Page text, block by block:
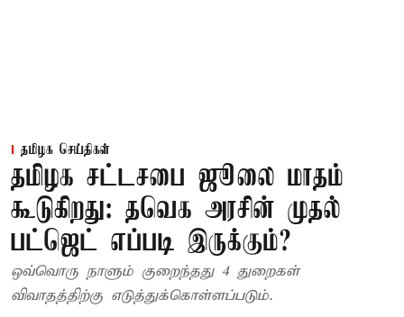
தமிழக செய்திகள்
தமிழக சட்டசபை ஜூலை மாதம்
கூடுகிறது: தவெக அரசின் முதல்
பட்ஜெட் எப்படி இருக்கும்?
ஒவ்வொரு நாளும் குறைந்தது 4 துறைகள்
விவாதத்திற்கு எடுத்துக்கொள்ளப்படும்.